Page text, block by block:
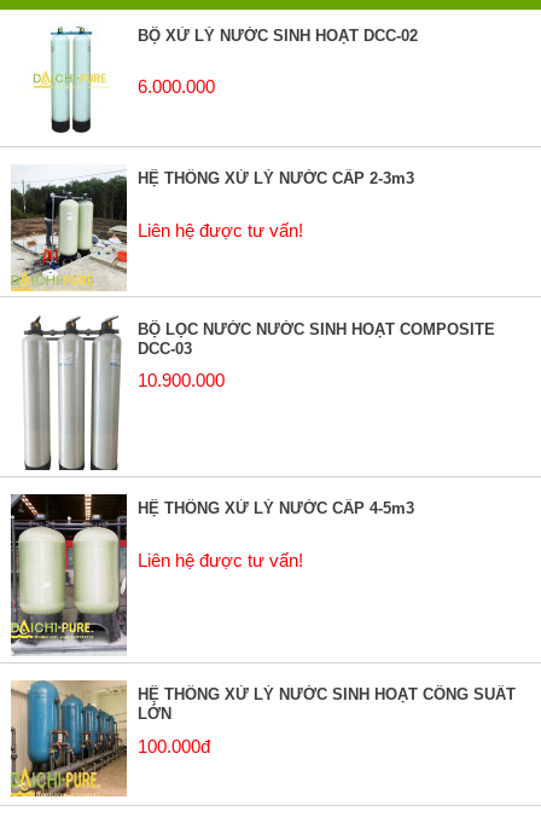
BỘ XỬ LÝ NƯỚC SINH HOẠT DCC-02
6.000.000
HỆ THỐNG XỬ LÝ NƯỚC CẤP 2-3m3
Liên hệ được tư vấn!
BỘ LỌC NƯỚC NƯỚC SINH HOẠT COMPOSITE
DCC-03
10.900.000
HỆ THỐNG XỬ LÝ NƯỚC CẤP 4-5m3
Liên hệ được tư vấn!
HỆ THỐNG XỬ LÝ NƯỚC SINH HOẠT CÔNG SUẤT
LỚN
100.000đ